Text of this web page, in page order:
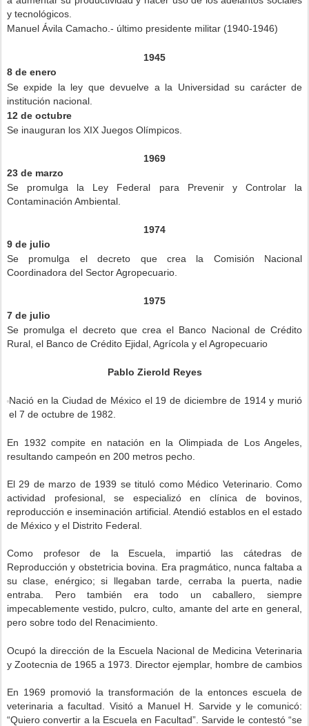
y tecnológicos.
Manuel Ávila Camacho.- último presidente militar (1940-1946)
1945
8 de enero
Se expide la ley que devuelve a la Universidad su carácter de
institución nacional.
12 de octubre
Se inauguran los XIX Juegos Olímpicos.
1969
23 de marzo
Se promulga la Ley Federal para Prevenir y Controlar la
Contaminación Ambiental.
1974
9 de julio
Se promulga el decreto que crea la Comisión Nacional
Coordinadora del Sector Agropecuario.
1975
7 de julio
Se promulga el decreto que crea el Banco Nacional de Crédito
Rural, el Banco de Crédito Ejidal, Agrícola y el Agropecuario
Pablo Zierold Reyes
Nació en la Ciudad de México el 19 de diciembre de 1914 y murió
el 7 de octubre de 1982.
En 1932 compite en natación en la Olimpiada de Los Angeles,
resultando campeón en 200 metros pecho.
El 29 de marzo de 1939 se tituló como Médico Veterinario. Como
actividad profesional, se especializó en clínica de bovinos,
reproducción e inseminación artificial. Atendió establos en el estado
de México y el Distrito Federal.
Como profesor de la Escuela, impartió las cátedras de
Reproducción y obstetricia bovina. Era pragmático, nunca faltaba a
su clase, enérgico; si llegaban tarde, cerraba la puerta, nadie
entraba. Pero también era todo un caballero, siempre
impecablemente vestido, pulcro, culto, amante del arte en general,
pero sobre todo del Renacimiento.
Ocupó la dirección de la Escuela Nacional de Medicina Veterinaria
y Zootecnia de 1965 a 1973. Director ejemplar, hombre de cambios
En 1969 promovió la transformación de la entonces escuela de
veterinaria a facultad. Visitó a Manuel H. Sarvide y le comunicó:
“Quiero convertir a la Escuela en Facultad”. Sarvide le contestó “se